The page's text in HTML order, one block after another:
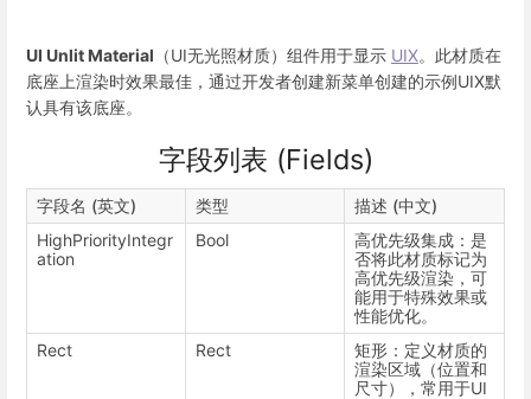
UI Unlit Material （UI无光照材质）组件用于显示 UIX。此材质在
底座上渲染时效果最佳，通过开发者创建新菜单创建的示例UIX默
认具有该底座。
字段列表 (Fields)
字段名 (英文) 类型
描述 (中文)
HighPriorityIntegr
ation
Bool
高优先级集成：是
否将此材质标记为
高优先级渲染，可
能用于特殊效果或
性能优化。
Rect
Rect
矩形：定义材质的
渲染区域（位置和
尺寸），常用于UI